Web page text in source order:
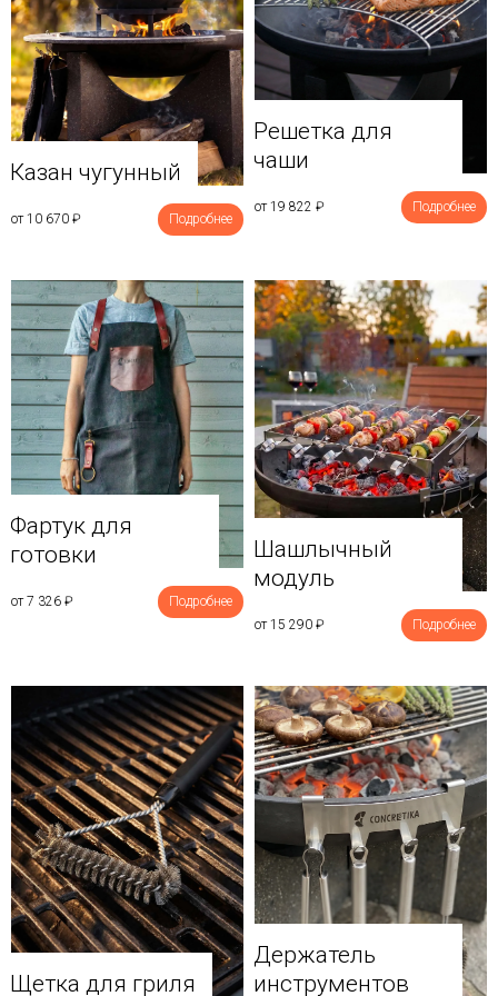
Казан чугунный
от 10 670 ₽ Подробнее
Решетка для
чаши
от 19 822 ₽ Подробнее
Фартук для
готовки
от 7 326 ₽ Подробнее
Шашлычный
модуль
от 15 290 ₽ Подробнее
Щетка для гриля
Держатель
инструментов